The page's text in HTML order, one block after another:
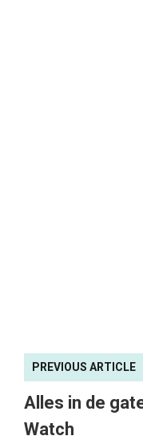
PREVIOUS ARTICLE
Alles in de
Watch